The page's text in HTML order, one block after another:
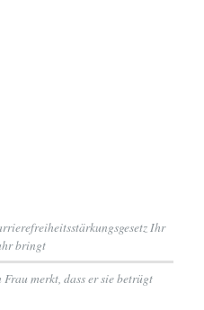
Ihr
bringt
merkt, dass er sie betrügt